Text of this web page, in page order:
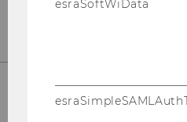
esraSoftWiData